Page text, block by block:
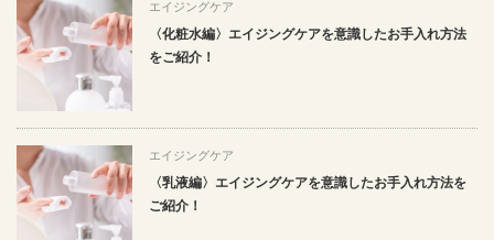
エイジングケア
〈化粧水編〉エイジングケアを意識したお手入れ方法
をご紹介！
エイジングケア
〈乳液編〉エイジングケアを意識したお手入れ方法を
ご紹介！